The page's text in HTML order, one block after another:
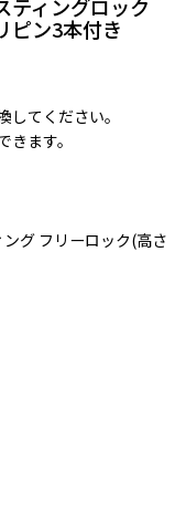
ティングロック
ピン3本付き
てください。
ます。
グ フリーロック(高さ